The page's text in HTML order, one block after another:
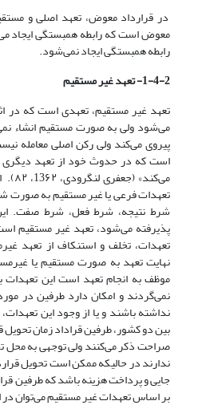
در قرارداد معوض، تعهد اصلی و
معوض است که رابطه همبستگی ایجاد
رابطه همبستگی ایجاد نمی‌شود.
1-4-2
- تعهد غیر مستقیم
تعهد غیر مستقیم، تعهدی است که در
می‌شود ولی به صورت مستقیم انشاء
پیروی می‌‌کند ولی رکن اصلی معامله
است که در حدوث خود از تعهد
تعهدات فرعی یا غیر مستقیم به
شرط نتیجه، شرط فعل، شرط صفت.
پذیرفته می‌شود، تعهد غیر مستقیم
تعهدات، تخلف و استنکاف از تعهد
نهایت تعهد به صورت مستقیم یا
موظف به انجام تعهد است این
نمی‌‌گردند و امکان دارد طرفین در
نداشته باشند و یا از وجود این
بین دو کشور، طرفین قراداد زمان
صراحت ذکر می‌‌کنند ولی توجهی به محل
ندارند در حالیکه ممکن است تحویل
جایی و پرداخت هزینه باشد که طرفین
بر اساس تعهدات غیر مستقیم می‌‌توان